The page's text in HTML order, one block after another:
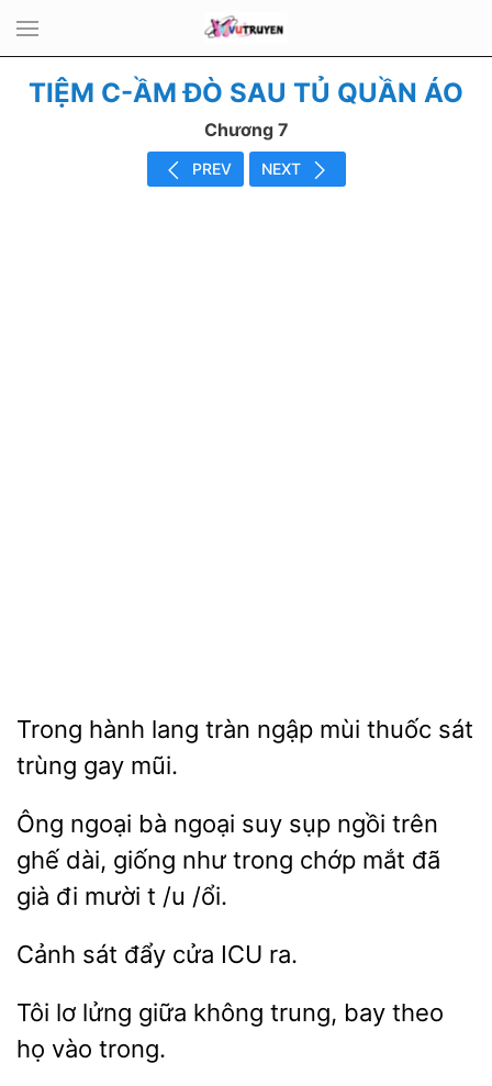
TIỆM C-ẦM ĐÒ SAU TỦ QUẦN ÁO
Chương 7
PREV NEXT
hành tràn
mùi thuốc sát
trùng gay mũi.
Ông bà ngoại suy
ngồi trên
ghế dài, giống như trong chớp mắt đã
già đi
t /u /ổi.
Cảnh sát đẩy
Tôi lơ giữa
trung, bay theo
họ
trong.